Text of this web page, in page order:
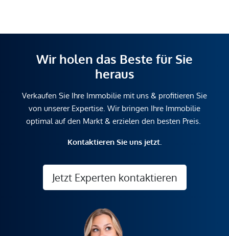
Wir holen das Beste für Sie
heraus
Verkaufen Sie Ihre Immobilie mit uns & profitieren Sie
von unserer Expertise. Wir bringen Ihre Immobilie
optimal auf den Markt & erzielen den besten Preis.
Kontaktieren Sie uns jetzt.
Jetzt Experten kontaktieren